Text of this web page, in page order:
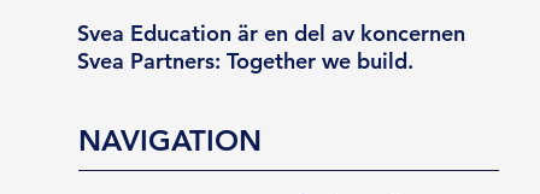
Svea Education är en del av koncernen
Svea Partners: Together we build.
NAVIGATION